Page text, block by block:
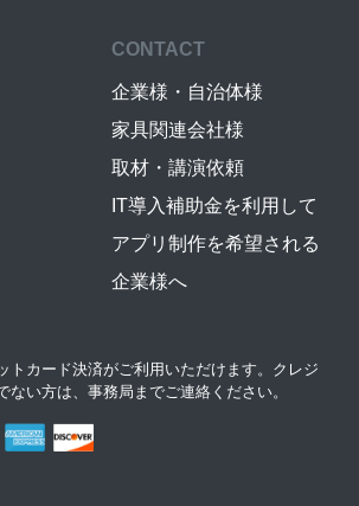
CONTACT
企業様・自治体様
家具関連会社様
取材・講演依頼
IT導入補助金を利用して
アプリ制作を希望される
企業様へ
トカード決済がご利用いただけます。クレジ
ない方は、事務局までご連絡ください。